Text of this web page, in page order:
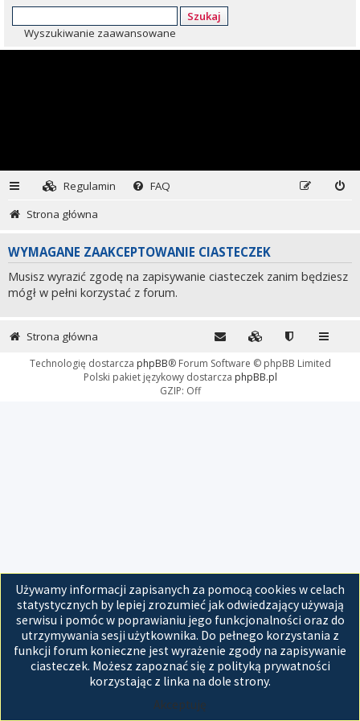
Szukaj
Wyszukiwanie zaawansowane
Regulamin
FAQ
Strona główna
WYMAGANE ZAAKCEPTOWANIE CIASTECZEK
Musisz wyrazić zgodę na zapisywanie ciasteczek zanim będziesz
mógł w pełni korzystać z forum.
Używamy informacji zapisanych za pomocą cookies w celach
statystycznych by lepiej zrozumieć jak odwiedzający używają
serwisu i pomóc w poprawianiu jego funkcjonalności oraz do
utrzymywania sesji użytkownika. Do pełnego korzystania z
funkcji forum konieczne jest wyrażenie zgody na zapisywanie
ciasteczek. Możesz zapoznać się z polityką prywatności
korzystając z linka na dole strony.
Akceptuję
Strona główna
Technologię dostarcza phpBB® Forum Software © phpBB Limited
Polski pakiet językowy dostarcza phpBB.pl
GZIP: Off